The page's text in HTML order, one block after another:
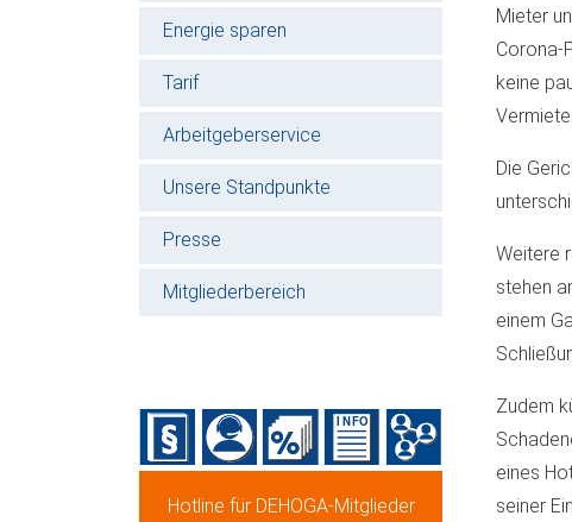
Energie sparen
Tarif
Arbeitgeberservice
Unsere Standpunkte
Presse
Mitgliederbereich
Hotline für DEHOGA-Mitglieder
Mieter
Corona-
keine
Die
Weitere
stehen
einem
Zudem
eines
seiner